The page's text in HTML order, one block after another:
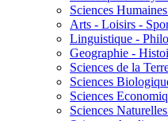
Sciences
Arts - Loisirs -
Linguistique -
Geographie -
Sciences de la
Sciences
Sciences
Sciences